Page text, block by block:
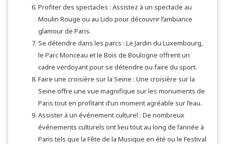
Profiter des spectacles : Assistez à un spectacle au
Moulin Rouge ou au Lido pour découvrir l’ambiance
glamour de Paris.
Se détendre dans les parcs : Le Jardin du Luxembourg,
le Parc Monceau et le Bois de Boulogne offrent un
cadre verdoyant pour se détendre ou faire du sport.
Faire une croisière sur la Seine : Une croisière sur la
Seine offre une vue magnifique sur les monuments de
Paris tout en profitant d’un moment agréable sur l’eau.
Assister à un événement culturel : De nombreux
événements culturels ont lieu tout au long de l’année à
Paris tels que la Fête de la Musique en été ou le Festival